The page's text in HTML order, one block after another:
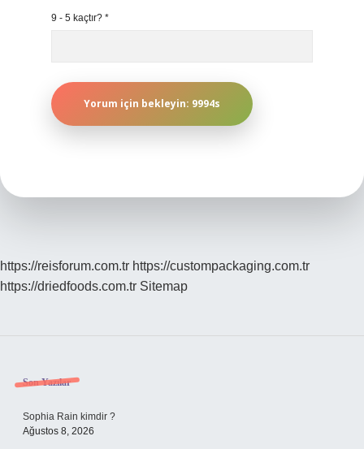
9 - 5 kaçtır? *
https://reisforum.com.tr https://custompackaging.com.tr
https://driedfoods.com.tr Sitemap
Sidebar
Son Yazılar
Sophia Rain kimdir ?
Ağustos 8, 2026